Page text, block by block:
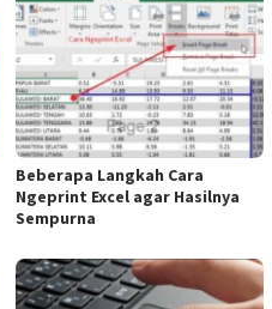
Beberapa Langkah Cara
Ngeprint Excel agar Hasilnya
Sempurna